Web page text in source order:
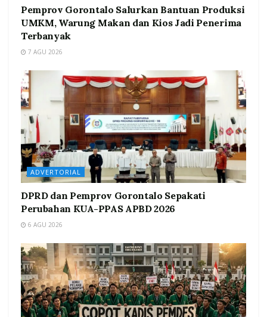
Pemprov Gorontalo Salurkan Bantuan Produksi
UMKM, Warung Makan dan Kios Jadi Penerima
Terbanyak
7 AGU 2026
ADVERTORIAL
DPRD dan Pemprov Gorontalo Sepakati
Perubahan KUA-PPAS APBD 2026
6 AGU 2026